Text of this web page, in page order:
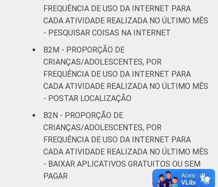
FREQUÊNCIA DE USO DA INTERNET PARA
CADA ATIVIDADE REALIZADA NO ÚLTIMO MÊS
- PESQUISAR COISAS NA INTERNET
B2M - PROPORÇÃO DE
CRIANÇAS/ADOLESCENTES, POR
FREQUÊNCIA DE USO DA INTERNET PARA
CADA ATIVIDADE REALIZADA NO ÚLTIMO MÊS
- POSTAR LOCALIZAÇÃO
B2N - PROPORÇÃO DE
CRIANÇAS/ADOLESCENTES, POR
FREQUÊNCIA DE USO DA INTERNET PARA
CADA ATIVIDADE REALIZADA NO ÚLTIMO MÊS
- BAIXAR APLICATIVOS GRATUITOS OU SEM
PAGAR